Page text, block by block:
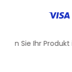
Sie Ihr